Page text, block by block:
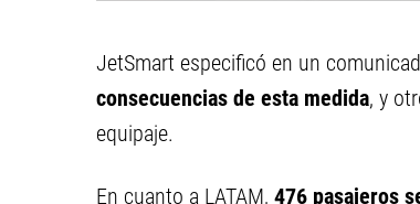
JetSmart especificó en un
consecuencias de esta medida, y
equipaje.
En cuanto a LATAM, 476 pasajeros